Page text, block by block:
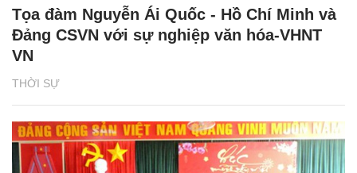
THỜI SỰ
Tọa đàm Nguyễn Ái Quốc - Hồ Chí Minh và
Đảng CSVN với sự nghiệp văn hóa-VHNT
VN